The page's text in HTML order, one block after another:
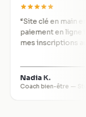
“Site clé en
paiement
mes
Nadia K.
Coach bien-